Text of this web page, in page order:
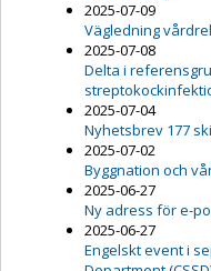
2025-07-09
Vägledning
2025-07-08
Delta i
2025-07-04
Nyhetsbrev 177
2025-07-02
Byggnation och
2025-06-27
Ny adress för e-
2025-06-27
Engelskt event i